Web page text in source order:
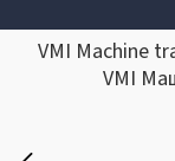
VMI Machine
VMI